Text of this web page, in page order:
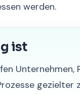
werden.
ist
Unternehmen,
gezielter